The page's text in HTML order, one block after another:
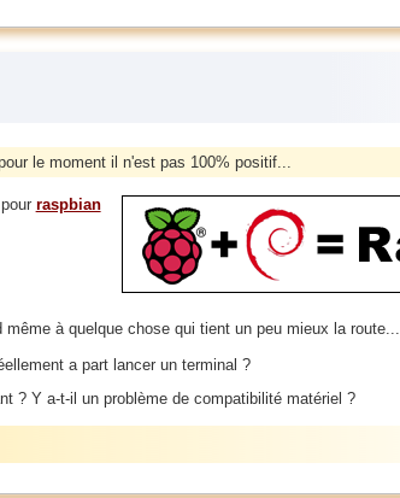
le moment il n'est pas 100% positif...
raspbian
à quelque chose qui tient un peu mieux la route...
a part lancer un terminal ?
? Y a-t-il un problème de compatibilité matériel ?